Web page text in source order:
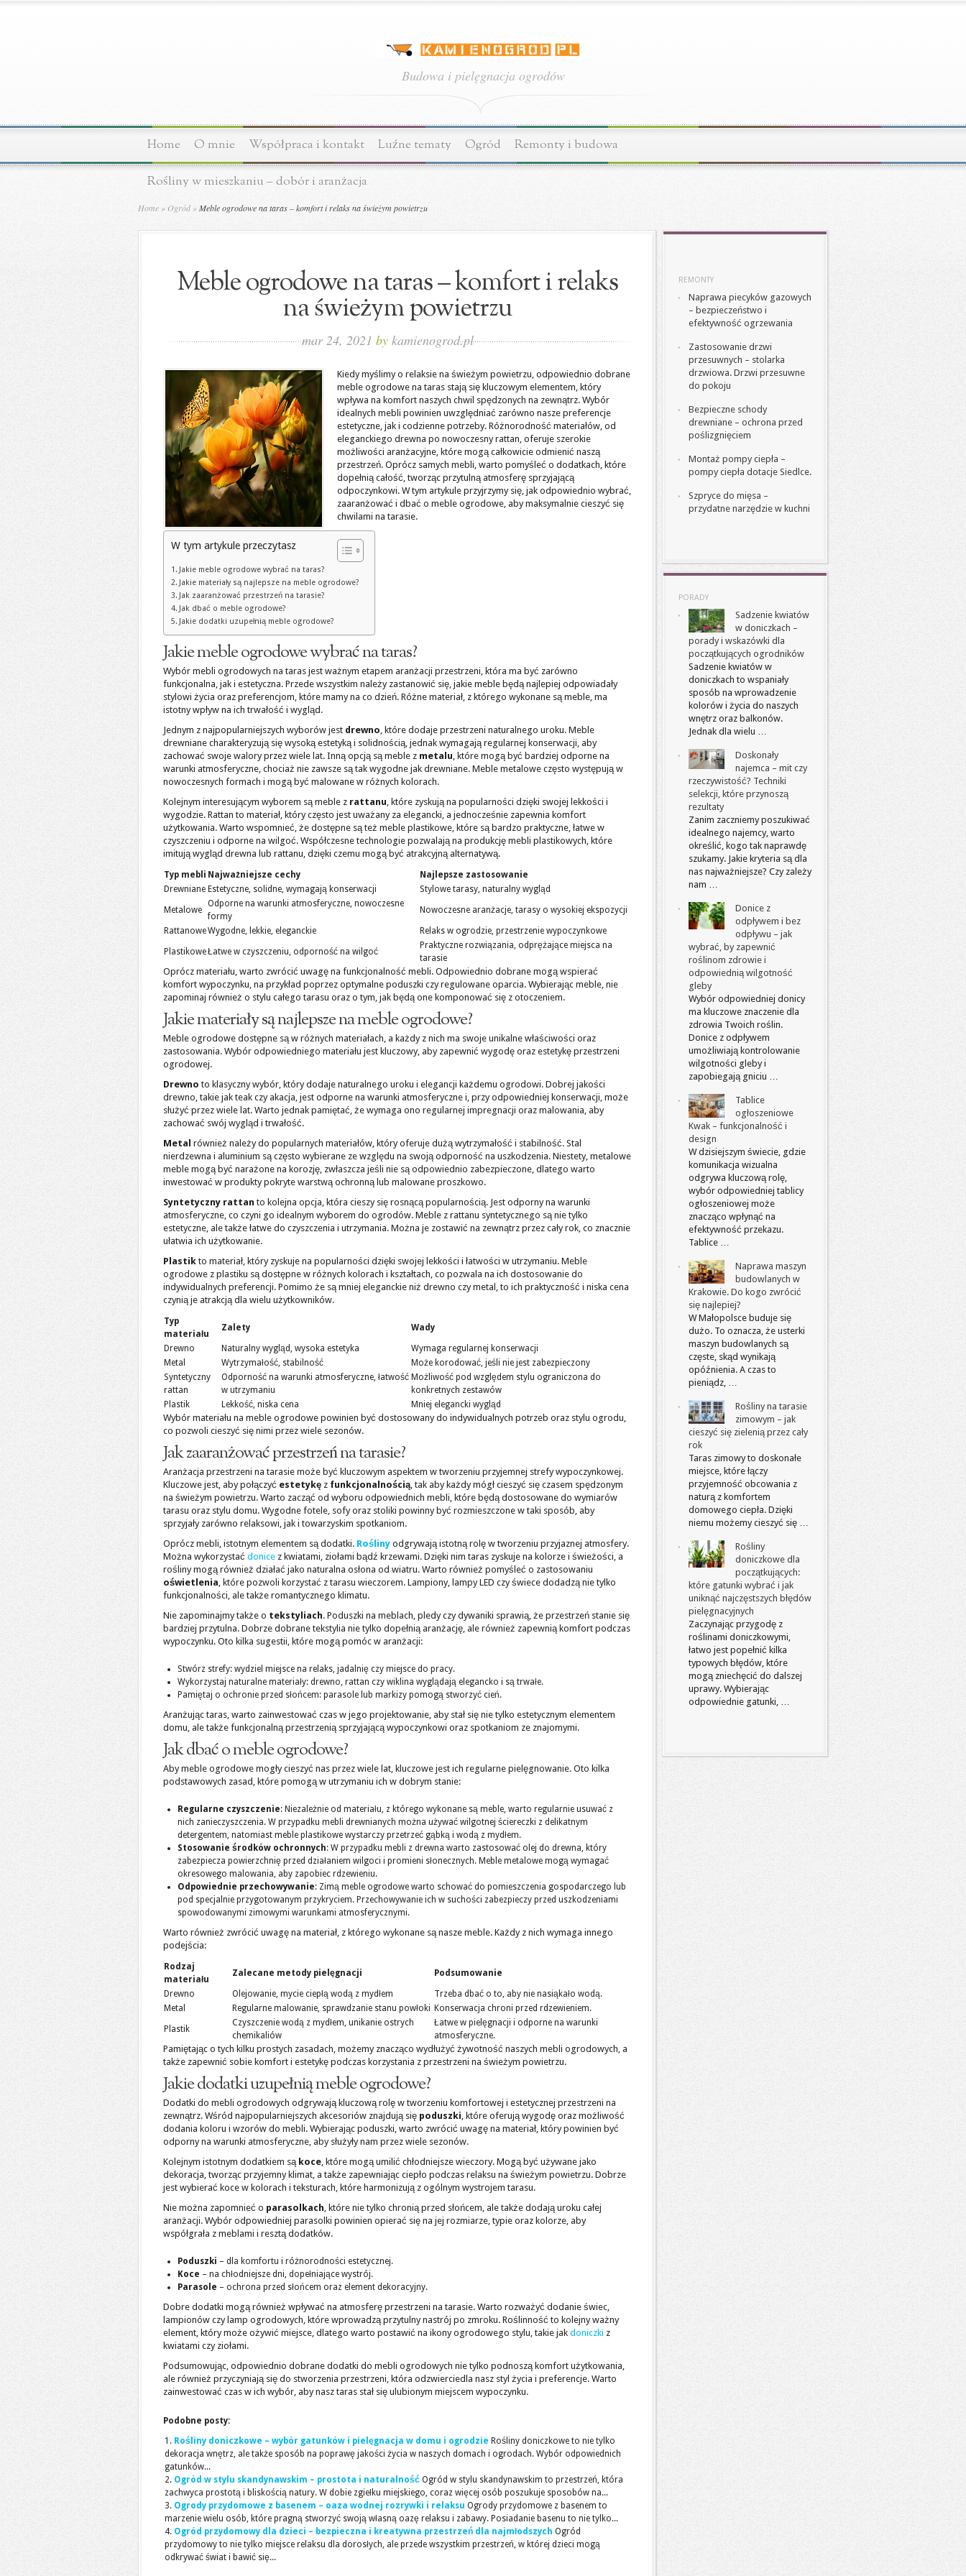
Budowa i pielęgnacja ogrodów
Home O mnie Współpraca i kontakt Luźne tematy Ogród Remonty i budowa
Rośliny w mieszkaniu – dobór i aranżacja
Home » Ogród »Meble ogrodowe na taras – komfort i relaks na świeżym powietrzu
Meble ogrodowe na taras – komfort i relaks
na świeżym powietrzu
mar 24, 2021 by kamienogrod.pl
Kiedy myślimy o relaksie na świeżym powietrzu, odpowiednio dobrane
meble ogrodowe na taras stają się kluczowym elementem, który
wpływa na komfort naszych chwil spędzonych na zewnątrz. Wybór
idealnych mebli powinien uwzględniać zarówno nasze preferencje
estetyczne, jak i codzienne potrzeby. Różnorodność materiałów, od
eleganckiego drewna po nowoczesny rattan, oferuje szerokie
możliwości aranżacyjne, które mogą całkowicie odmienić naszą
przestrzeń. Oprócz samych mebli, warto pomyśleć o dodatkach, które
dopełnią całość, tworząc przytulną atmosferę sprzyjającą
odpoczynkowi. W tym artykule przyjrzymy się, jak odpowiednio wybrać,
zaaranżować i dbać o meble ogrodowe, aby maksymalnie cieszyć się
chwilami na tarasie.
W tym artykule przeczytasz
Jakie meble ogrodowe wybrać na taras?
Jakie materiały są najlepsze na meble ogrodowe?
Jak zaaranżować przestrzeń na tarasie?
Jak dbać o meble ogrodowe?
Jakie dodatki uzupełnią meble ogrodowe?
Jakie meble ogrodowe wybrać na taras?
Wybór mebli ogrodowych na taras jest ważnym etapem aranżacji przestrzeni, która ma być zarówno
funkcjonalna, jak i estetyczna. Przede wszystkim należy zastanowić się, jakie meble będą najlepiej odpowiadały
stylowi życia oraz preferencjom, które mamy na co dzień. Różne materiał, z którego wykonane są meble, ma
istotny wpływ na ich trwałość i wygląd.
Jednym z najpopularniejszych wyborów jest drewno, które dodaje przestrzeni naturalnego uroku. Meble
drewniane charakteryzują się wysoką estetyką i solidnością, jednak wymagają regularnej konserwacji, aby
zachować swoje walory przez wiele lat. Inną opcją są meble z metalu, które mogą być bardziej odporne na
warunki atmosferyczne, chociaż nie zawsze są tak wygodne jak drewniane. Meble metalowe często występują w
nowoczesnych formach i mogą być malowane w różnych kolorach.
Kolejnym interesującym wyborem są meble z rattanu, które zyskują na popularności dzięki swojej lekkości i
wygodzie. Rattan to materiał, który często jest uważany za elegancki, a jednocześnie zapewnia komfort
użytkowania. Warto wspomnieć, że dostępne są też meble plastikowe, które są bardzo praktyczne, łatwe w
czyszczeniu i odporne na wilgoć. Współczesne technologie pozwalają na produkcję mebli plastikowych, które
imitują wygląd drewna lub rattanu, dzięki czemu mogą być atrakcyjną alternatywą.
Typ mebli Najważniejsze cechy
Najlepsze zastosowanie
Drewniane Estetyczne, solidne, wymagają konserwacji Stylowe tarasy, naturalny wygląd
Metalowe
Odporne na warunki atmosferyczne, nowoczesne
formy
Nowoczesne aranżacje, tarasy o wysokiej ekspozycji
RattanoweWygodne, lekkie, eleganckie Relaks w ogrodzie, przestrzenie wypoczynkowe
PlastikoweŁatwe w czyszczeniu, odporność na wilgoć
Praktyczne rozwiązania, odprężające miejsca na
tarasie
Oprócz materiału, warto zwrócić uwagę na funkcjonalność mebli. Odpowiednio dobrane mogą wspierać
komfort wypoczynku, na przykład poprzez optymalne poduszki czy regulowane oparcia. Wybierając meble, nie
zapominaj również o stylu całego tarasu oraz o tym, jak będą one komponować się z otoczeniem.
Jakie materiały są najlepsze na meble ogrodowe?
Meble ogrodowe dostępne są w różnych materiałach, a każdy z nich ma swoje unikalne właściwości oraz
zastosowania. Wybór odpowiedniego materiału jest kluczowy, aby zapewnić wygodę oraz estetykę przestrzeni
ogrodowej.
Drewno to klasyczny wybór, który dodaje naturalnego uroku i elegancji każdemu ogrodowi. Dobrej jakości
drewno, takie jak teak czy akacja, jest odporne na warunki atmosferyczne i, przy odpowiedniej konserwacji, może
służyć przez wiele lat. Warto jednak pamiętać, że wymaga ono regularnej impregnacji oraz malowania, aby
zachować swój wygląd i trwałość.
Metal również należy do popularnych materiałów, który oferuje dużą wytrzymałość i stabilność. Stal
nierdzewna i aluminium są często wybierane ze względu na swoją odporność na uszkodzenia. Niestety, metalowe
meble mogą być narażone na korozję, zwłaszcza jeśli nie są odpowiednio zabezpieczone, dlatego warto
inwestować w produkty pokryte warstwą ochronną lub malowane proszkowo.
Syntetyczny rattan to kolejna opcja, która cieszy się rosnącą popularnością. Jest odporny na warunki
atmosferyczne, co czyni go idealnym wyborem do ogrodów. Meble z rattanu syntetycznego są nie tylko
estetyczne, ale także łatwe do czyszczenia i utrzymania. Można je zostawić na zewnątrz przez cały rok, co znacznie
ułatwia ich użytkowanie.
Plastik to materiał, który zyskuje na popularności dzięki swojej lekkości i łatwości w utrzymaniu. Meble
ogrodowe z plastiku są dostępne w różnych kolorach i kształtach, co pozwala na ich dostosowanie do
indywidualnych preferencji. Pomimo że są mniej eleganckie niż drewno czy metal, to ich praktyczność i niska cena
czynią je atrakcją dla wielu użytkowników.
Typ
materiału
Zalety Wady
Drewno Naturalny wygląd, wysoka estetyka
Wymaga regularnej konserwacji
Metal
Wytrzymałość, stabilność
Może korodować, jeśli nie jest zabezpieczony
Syntetyczny
rattan
Odporność na warunki atmosferyczne, łatwość
w utrzymaniu
Możliwość pod względem stylu ograniczona do
konkretnych zestawów
Plastik
Lekkość, niska cena Mniej elegancki wygląd
Wybór materiału na meble ogrodowe powinien być dostosowany do indywidualnych potrzeb oraz stylu ogrodu,
co pozwoli cieszyć się nimi przez wiele sezonów.
Jak zaaranżować przestrzeń na tarasie?
Aranżacja przestrzeni na tarasie może być kluczowym aspektem w tworzeniu przyjemnej strefy wypoczynkowej.
Kluczowe jest, aby połączyć estetykę z funkcjonalnością, tak aby każdy mógł cieszyć się czasem spędzonym
na świeżym powietrzu. Warto zacząć od wyboru odpowiednich mebli, które będą dostosowane do wymiarów
tarasu oraz stylu domu. Wygodne fotele, sofy oraz stoliki powinny być rozmieszczone w taki sposób, aby
sprzyjały zarówno relaksowi, jak i towarzyskim spotkaniom.
Oprócz mebli, istotnym elementem są dodatki. Rośliny odgrywają istotną rolę w tworzeniu przyjaznej atmosfery.
Można wykorzystać donice z kwiatami, ziołami bądź krzewami. Dzięki nim taras zyskuje na kolorze i świeżości, a
rośliny mogą również działać jako naturalna osłona od wiatru. Warto również pomyśleć o zastosowaniu
oświetlenia, które pozwoli korzystać z tarasu wieczorem. Lampiony, lampy LED czy świece dodadzą nie tylko
funkcjonalności, ale także romantycznego klimatu.
Nie zapominajmy także o tekstyliach. Poduszki na meblach, pledy czy dywaniki sprawią, że przestrzeń stanie się
bardziej przytulna. Dobrze dobrane tekstylia nie tylko dopełnią aranżację, ale również zapewnią komfort podczas
wypoczynku. Oto kilka sugestii, które mogą pomóc w aranżacji:
Stwórz strefy: wydziel miejsce na relaks, jadalnię czy miejsce do pracy.
Wykorzystaj naturalne materiały: drewno, rattan czy wiklina wyglądają elegancko i są trwałe.
Pamiętaj o ochronie przed słońcem: parasole lub markizy pomogą stworzyć cień.
Aranżując taras, warto zainwestować czas w jego projektowanie, aby stał się nie tylko estetycznym elementem
domu, ale także funkcjonalną przestrzenią sprzyjającą wypoczynkowi oraz spotkaniom ze znajomymi.
Jak dbać o meble ogrodowe?
Aby meble ogrodowe mogły cieszyć nas przez wiele lat, kluczowe jest ich regularne pielęgnowanie. Oto kilka
podstawowych zasad, które pomogą w utrzymaniu ich w dobrym stanie:
Regularne czyszczenie: Niezależnie od materiału, z którego wykonane są meble, warto regularnie usuwać z
nich zanieczyszczenia. W przypadku mebli drewnianych można używać wilgotnej ściereczki z delikatnym
detergentem, natomiast meble plastikowe wystarczy przetrzeć gąbką i wodą z mydłem.
Stosowanie środków ochronnych: W przypadku mebli z drewna warto zastosować olej do drewna, który
zabezpiecza powierzchnię przed działaniem wilgoci i promieni słonecznych. Meble metalowe mogą wymagać
okresowego malowania, aby zapobiec rdzewieniu.
Odpowiednie przechowywanie: Zimą meble ogrodowe warto schować do pomieszczenia gospodarczego lub
pod specjalnie przygotowanym przykryciem. Przechowywanie ich w suchości zabezpieczy przed uszkodzeniami
spowodowanymi zimowymi warunkami atmosferycznymi.
Warto również zwrócić uwagę na materiał, z którego wykonane są nasze meble. Każdy z nich wymaga innego
podejścia:
Rodzaj
materiału
Zalecane metody pielęgnacji Podsumowanie
Drewno Olejowanie, mycie ciepłą wodą z mydłem
Trzeba dbać o to, aby nie nasiąkało wodą.
Metal
Regularne malowanie, sprawdzanie stanu powłoki Konserwacja chroni przed rdzewieniem.
Plastik
Czyszczenie wodą z mydłem, unikanie ostrych
chemikaliów
Łatwe w pielęgnacji i odporne na warunki
atmosferyczne.
Pamiętając o tych kilku prostych zasadach, możemy znacząco wydłużyć żywotność naszych mebli ogrodowych, a
także zapewnić sobie komfort i estetykę podczas korzystania z przestrzeni na świeżym powietrzu.
Jakie dodatki uzupełnią meble ogrodowe?
Dodatki do mebli ogrodowych odgrywają kluczową rolę w tworzeniu komfortowej i estetycznej przestrzeni na
zewnątrz. Wśród najpopularniejszych akcesoriów znajdują się poduszki, które oferują wygodę oraz możliwość
dodania koloru i wzorów do mebli. Wybierając poduszki, warto zwrócić uwagę na materiał, który powinien być
odporny na warunki atmosferyczne, aby służyły nam przez wiele sezonów.
Kolejnym istotnym dodatkiem są koce, które mogą umilić chłodniejsze wieczory. Mogą być używane jako
dekoracja, tworząc przyjemny klimat, a także zapewniając ciepło podczas relaksu na świeżym powietrzu. Dobrze
jest wybierać koce w kolorach i teksturach, które harmonizują z ogólnym wystrojem tarasu.
Nie można zapomnieć o parasolkach, które nie tylko chronią przed słońcem, ale także dodają uroku całej
aranżacji. Wybór odpowiedniej parasolki powinien opierać się na jej rozmiarze, typie oraz kolorze, aby
współgrała z meblami i resztą dodatków.
Poduszki – dla komfortu i różnorodności estetycznej.
Koce – na chłodniejsze dni, dopełniające wystrój.
Parasole – ochrona przed słońcem oraz element dekoracyjny.
Dobre dodatki mogą również wpływać na atmosferę przestrzeni na tarasie. Warto rozważyć dodanie świec,
lampionów czy lamp ogrodowych, które wprowadzą przytulny nastrój po zmroku. Roślinność to kolejny ważny
element, który może ożywić miejsce, dlatego warto postawić na ikony ogrodowego stylu, takie jak doniczki z
kwiatami czy ziołami.
Podsumowując, odpowiednio dobrane dodatki do mebli ogrodowych nie tylko podnoszą komfort użytkowania,
ale również przyczyniają się do stworzenia przestrzeni, która odzwierciedla nasz styl życia i preferencje. Warto
zainwestować czas w ich wybór, aby nasz taras stał się ulubionym miejscem wypoczynku.
Podobne posty:
Rośliny doniczkowe – wybór gatunków i pielęgnacja w domu i ogrodzie Rośliny doniczkowe to nie tylko
dekoracja wnętrz, ale także sposób na poprawę jakości życia w naszych domach i ogrodach. Wybór odpowiednich
gatunków...
Ogród w stylu skandynawskim – prostota i naturalność Ogród w stylu skandynawskim to przestrzeń, która
zachwyca prostotą i bliskością natury. W dobie zgiełku miejskiego, coraz więcej osób poszukuje sposobów na...
Ogrody przydomowe z basenem – oaza wodnej rozrywki i relaksu Ogrody przydomowe z basenem to
marzenie wielu osób, które pragną stworzyć swoją własną oazę relaksu i zabawy. Posiadanie basenu to nie tylko...
Ogród przydomowy dla dzieci – bezpieczna i kreatywna przestrzeń dla najmłodszych Ogród
przydomowy to nie tylko miejsce relaksu dla dorosłych, ale przede wszystkim przestrzeń, w której dzieci mogą
odkrywać świat i bawić się...
REMONTY
Naprawa piecyków gazowych
– bezpieczeństwo i
efektywność ogrzewania
Zastosowanie drzwi
przesuwnych – stolarka
drzwiowa. Drzwi przesuwne
do pokoju
Bezpieczne schody
drewniane – ochrona przed
poślizgnięciem
Montaż pompy ciepła –
pompy ciepła dotacje Siedlce.
Szpryce do mięsa –
przydatne narzędzie w kuchni
PORADY
Sadzenie kwiatów
w doniczkach –
porady i wskazówki dla
początkujących ogrodników
Sadzenie kwiatów w
doniczkach to wspaniały
sposób na wprowadzenie
kolorów i życia do naszych
wnętrz oraz balkonów.
Jednak dla wielu …
Doskonały
najemca – mit czy
rzeczywistość? Techniki
selekcji, które przynoszą
rezultaty
Zanim zaczniemy poszukiwać
idealnego najemcy, warto
określić, kogo tak naprawdę
szukamy. Jakie kryteria są dla
nas najważniejsze? Czy zależy
nam …
Donice z
odpływem i bez
odpływu – jak
wybrać, by zapewnić
roślinom zdrowie i
odpowiednią wilgotność
gleby
Wybór odpowiedniej donicy
ma kluczowe znaczenie dla
zdrowia Twoich roślin.
Donice z odpływem
umożliwiają kontrolowanie
wilgotności gleby i
zapobiegają gniciu …
Tablice
ogłoszeniowe
Kwak – funkcjonalność i
design
W dzisiejszym świecie, gdzie
komunikacja wizualna
odgrywa kluczową rolę,
wybór odpowiedniej tablicy
ogłoszeniowej może
znacząco wpłynąć na
efektywność przekazu.
Tablice …
Naprawa maszyn
budowlanych w
Krakowie. Do kogo zwrócić
się najlepiej?
W Małopolsce buduje się
dużo. To oznacza, że usterki
maszyn budowlanych są
częste, skąd wynikają
opóźnienia. A czas to
pieniądz, …
Rośliny na tarasie
zimowym – jak
cieszyć się zielenią przez cały
rok
Taras zimowy to doskonałe
miejsce, które łączy
przyjemność obcowania z
naturą z komfortem
domowego ciepła. Dzięki
niemu możemy cieszyć się …
Rośliny
doniczkowe dla
początkujących:
które gatunki wybrać i jak
uniknąć najczęstszych błędów
pielęgnacyjnych
Zaczynając przygodę z
roślinami doniczkowymi,
łatwo jest popełnić kilka
typowych błędów, które
mogą zniechęcić do dalszej
uprawy. Wybierając
odpowiednie gatunki, …